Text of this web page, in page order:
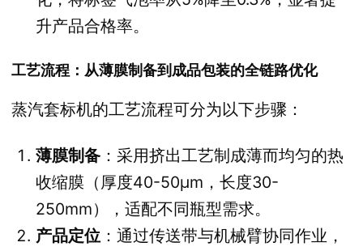
升产品合格率。
工艺流程：从薄膜制备到成品包装的全链路优化
蒸汽套标机的工艺流程可分为以下步骤：
薄膜制备 ：采用挤出工艺制成薄而均匀的热
收缩膜（厚度40-50μm，长度30-
250mm），适配不同瓶型需求。
产品定位 ：通过传送带与机械臂协同作业，